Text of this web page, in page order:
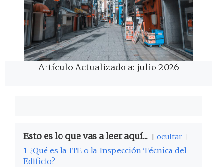
Artículo Actualizado a: julio 2026
Esto es lo que vas a leer aquí... ocultar
1 ¿Qué es la ITE o la Inspección Técnica del
Edificio?